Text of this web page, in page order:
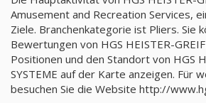
Amusement and Recreation Services,
Ziele. Branchenkategorie ist Pliers. Sie
Bewertungen von HGS HEISTER-
Positionen und den Standort von HGS
SYSTEME auf der Karte anzeigen. Für
besuchen Sie die Website http://